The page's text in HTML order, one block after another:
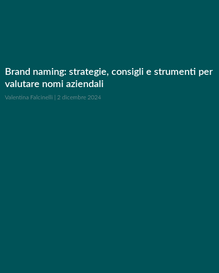
Brand naming: strategie, consigli e strumenti per
valutare nomi aziendali
Valentina Falcinelli 2 dicembre 2024